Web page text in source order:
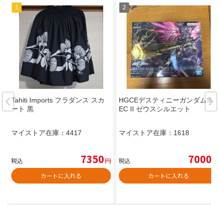
Tahiti Imports フラダンス スカ
ート 黒
マイストア在庫： 4417
税込 7350円
カートに入れる
HGCEデスティニーガンダムSP
EC II ゼウスシルエット
マイストア在庫： 1618
税込 7000
カートに入れる